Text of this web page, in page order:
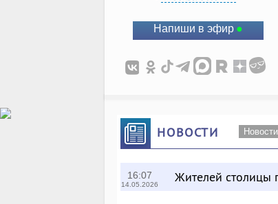
Напиши в эфир
НОВОСТИ
16:07
14.05.2026 Жителей столицы